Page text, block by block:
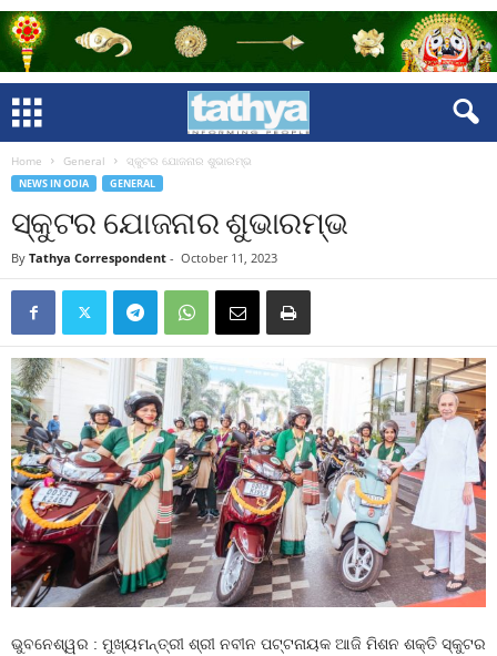
Home General ସ୍କୁଟର ଯୋଜନାର ଶୁଭାରମ୍ଭ
NEWS IN ODIA GENERAL
ସ୍କୁଟର ଯୋଜନାର ଶୁଭାରମ୍ଭ
By Tathya Correspondent - October 11, 2023
ଭୁବନେଶ୍ୱର : ମୁଖ୍ୟମନ୍ତ୍ରୀ ଶ୍ରୀ ନବୀନ ପଟ୍ଟନାୟକ ଆଜି ମିଶନ ଶକ୍ତି ସ୍କୁଟର